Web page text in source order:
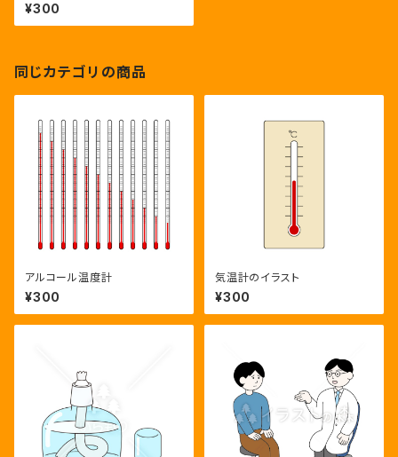
¥300
同じカテゴリの商品
アルコール温度計
¥300
気温計のイラスト
¥300